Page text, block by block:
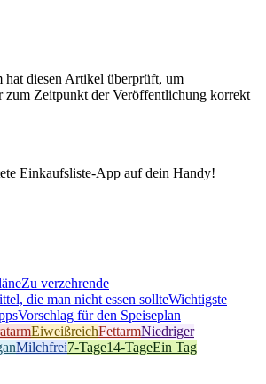
hat diesen Artikel überprüft, um
zum Zeitpunkt der Veröffentlichung korrekt
Einkaufsliste-App auf dein Handy!
Zu verzehrende
die man nicht essen sollteWichtigste
Vorschlag für den Speiseplan
EiweißreichFettarmNiedriger
Milchfrei7-Tage14-TageEin Tag